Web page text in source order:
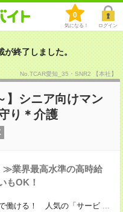
0
気になる！ ログイン
終了しました。
No.TCAR愛知_35・SNR2 【本社】
】シニア向けマン
り＊介護
業界最高水準の高時給
もOK！
働ける！ 人気の「サービ ...